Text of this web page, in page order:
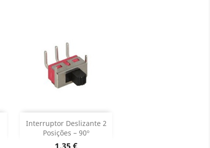
Interruptor Deslizante 2
Posições – 90º
Preço
Adicionar 
Dados do produto